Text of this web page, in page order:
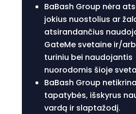
BaBash Group nėra
jokius nuostolius ar
atsirandančius
GateMe svetaine ir/
turiniu bei naudojantis
nuorodomis šioje
BaBash Group
tapatybės, išskyrus
vardą ir slaptažodį.